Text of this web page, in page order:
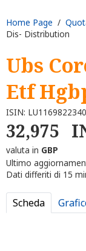
Home Page /
Dis- Distribution
Ubs
Etf
ISIN:
32,975
valuta in GBP
Ultimo
Dati differiti di 15
Scheda